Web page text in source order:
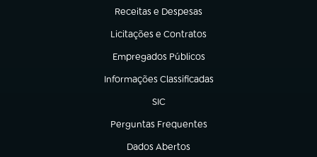
Receitas e Despesas
(abre em nova aba)
Licitações e Contratos
(abre em nova aba)
Empregados Públicos
(abre em nova aba)
Informações Classificadas
(abre em nova aba)
SIC
(abre em nova aba)
Perguntas Frequentes
(abre em nova aba)
Dados Abertos
(abre em nova aba)